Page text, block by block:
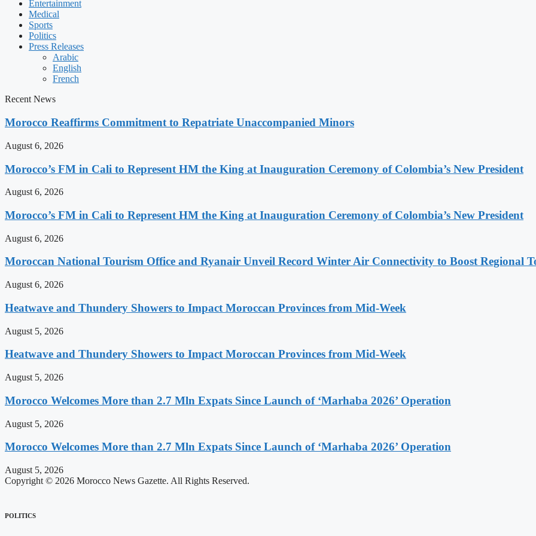
Entertainment
Medical
Sports
Politics
Press Releases
Arabic
English
French
Recent News
Morocco Reaffirms Commitment to Repatriate Unaccompanied Minors
August 6, 2026
Morocco’s FM in Cali to Represent HM the King at Inauguration Ceremony of Colombia’s New President
August 6, 2026
Morocco’s FM in Cali to Represent HM the King at Inauguration Ceremony of Colombia’s New President
August 6, 2026
Moroccan National Tourism Office and Ryanair Unveil Record Winter Air Connectivity to Boost Regional
August 6, 2026
Heatwave and Thundery Showers to Impact Moroccan Provinces from Mid-Week
August 5, 2026
Heatwave and Thundery Showers to Impact Moroccan Provinces from Mid-Week
August 5, 2026
Morocco Welcomes More than 2.7 Mln Expats Since Launch of ‘Marhaba 2026’ Operation
August 5, 2026
Morocco Welcomes More than 2.7 Mln Expats Since Launch of ‘Marhaba 2026’ Operation
August 5, 2026
Copyright © 2026 Morocco News Gazette. All Rights Reserved.
POLITICS